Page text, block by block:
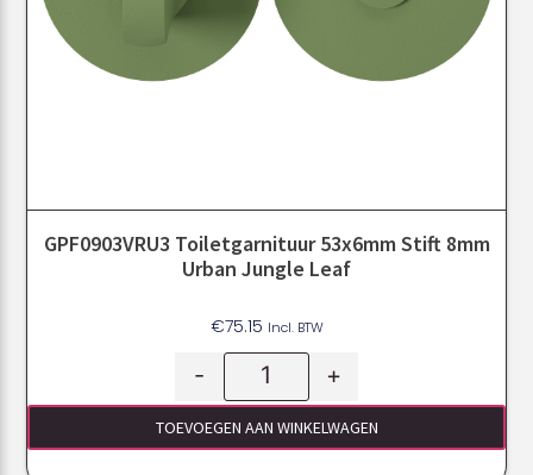
GPF0903VRU3 Toiletgarnituur 53x6mm Stift 8mm
Urban Jungle Leaf
€75.15 Incl. BTW
- +
TOEVOEGEN AAN WINKELWAGEN